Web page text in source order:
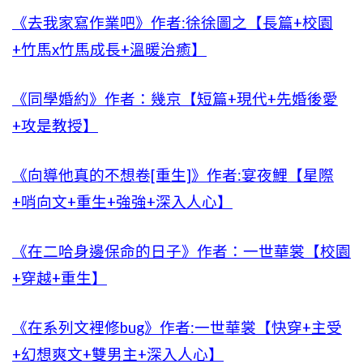
《去我家寫作業吧》作者:徐徐圖之【長篇+校園
+竹馬x竹馬成長+溫暖治癒】
《同學婚約》作者：幾京【短篇+現代+先婚後愛
+攻是教授】
《向導他真的不想卷[重生]》作者:宴夜鯉【星際
+哨向文+重生+強強+深入人心】
《在二哈身邊保命的日子》作者：一世華裳【校園
+穿越+重生】
《在系列文裡修bug》作者:一世華裳【快穿+主受
+幻想爽文+雙男主+深入人心】